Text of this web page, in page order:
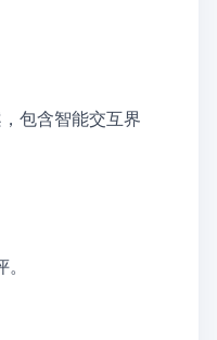
包含智能交互界
评。